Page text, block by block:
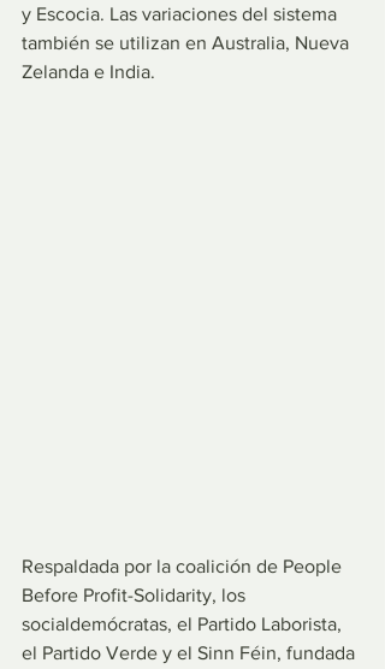
y Escocia. Las variaciones del sistema
también se utilizan en Australia, Nueva
Zelanda e India.
Respaldada por la coalición de People
Before Profit-Solidarity, los
socialdemócratas, el Partido Laborista,
el Partido Verde y el Sinn Féin, fundada